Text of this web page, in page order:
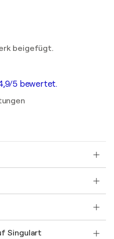
beigefügt.
5 bewertet.
Handelsprogramms
Singulart